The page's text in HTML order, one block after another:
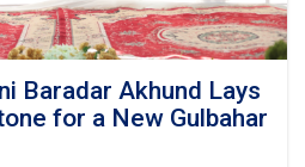
Baradar Akhund Lays
for a New Gulbahar